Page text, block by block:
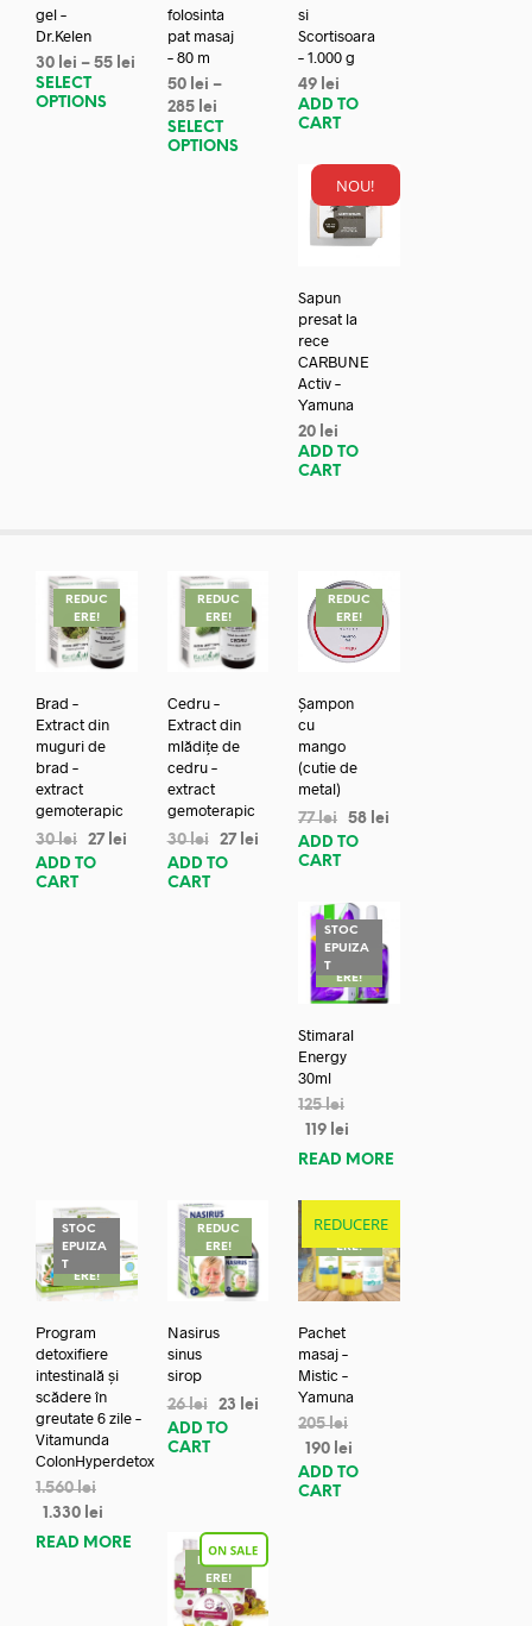
gel –
Dr.Kelen
30 lei – 55 lei
SELECT
OPTIONS
folosinta
pat masaj
– 80 m
50 lei –
285 lei
SELECT
OPTIONS
si
Scortisoara
– 1.000 g
49 lei
ADD TO
CART
NOU!
Sapun
presat la
rece
CARBUNE
Activ –
Yamuna
20 lei
ADD TO
CART
REDUC
ERE!
Brad –
Extract din
muguri de
brad –
extract
gemoterapic
30lei 27 lei
ADD TO
CART
REDUC
ERE!
Cedru –
Extract din
mlădițe de
cedru –
extract
gemoterapic
30lei 27 lei
ADD TO
CART
REDUC
ERE!
Șampon
cu
mango
(cutie de
metal)
77lei 58 lei
ADD TO
CART
STOC
EPUIZA
TREDUC
ERE!
Stimaral
Energy
30ml
125lei
119 lei
READ MORE
STOC
EPUIZA
TREDUC
ERE!
Program
detoxifiere
intestinală și
scădere în
greutate 6 zile –
Vitamunda
ColonHyperdetox
1.560lei
1.330 lei
READ MORE
REDUC
ERE!
Nasirus
sinus
sirop
26lei 23
lei
ADD TO
CART
REDUCERE
REDUC
ERE!
Pachet
masaj –
Mistic –
Yamuna
205lei
190 lei
ADD TO
CART
REDUC
ERE!